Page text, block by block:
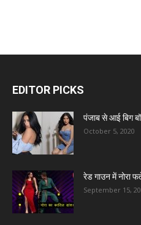
EDITOR PICKS
पंजाब से आई बिग
October 5, 2020
रेड गाउन में नोरा
September 15,